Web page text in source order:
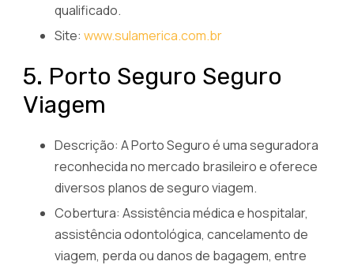
qualificado.
Site: www.sulamerica.com.br
5. Porto Seguro Seguro
Viagem
Descrição: A Porto Seguro é uma seguradora
reconhecida no mercado brasileiro e oferece
diversos planos de seguro viagem.
Cobertura: Assistência médica e hospitalar,
assistência odontológica, cancelamento de
viagem, perda ou danos de bagagem, entre